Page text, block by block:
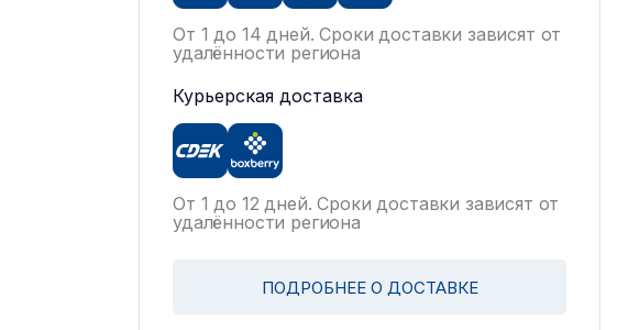
От 1 до 14 дней. Сроки доставки зависят от
удалённости региона
Курьерская доставка
От 1 до 12 дней. Сроки доставки зависят от
удалённости региона
ПОДРОБНЕЕ О ДОСТАВКЕ